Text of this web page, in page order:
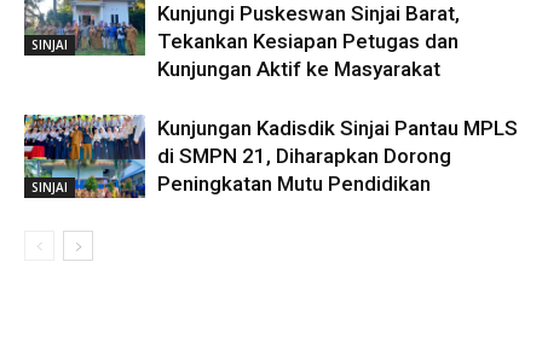
SINJAI
Kunjungi Puskeswan Sinjai Barat,
Tekankan Kesiapan Petugas dan
Kunjungan Aktif ke Masyarakat
SINJAI
Kunjungan Kadisdik Sinjai Pantau MPLS
di SMPN 21, Diharapkan Dorong
Peningkatan Mutu Pendidikan